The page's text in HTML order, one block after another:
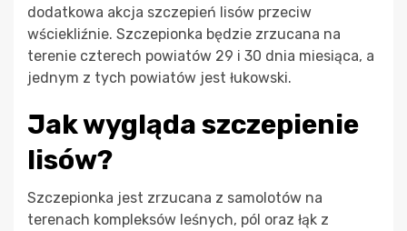
dodatkowa akcja szczepień lisów przeciw
wściekliźnie. Szczepionka będzie zrzucana na
terenie czterech powiatów 29 i 30 dnia miesiąca, a
jednym z tych powiatów jest łukowski.
Jak wygląda szczepienie
lisów?
Szczepionka jest zrzucana z samolotów na
terenach kompleksów leśnych, pól oraz łąk z